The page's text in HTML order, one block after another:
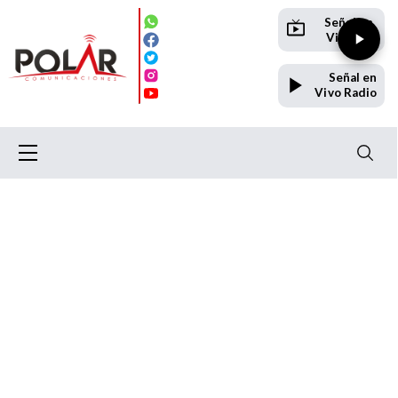
Señal en
Vivo TV
Señal en
Vivo Radio